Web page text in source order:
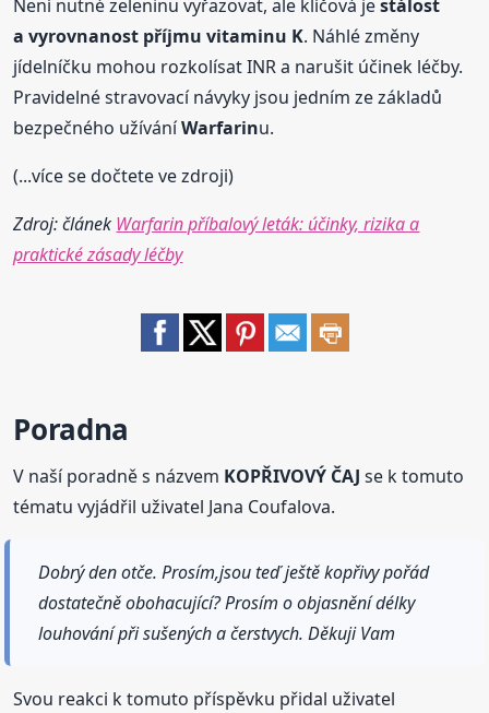
Není nutné zeleninu vyřazovat, ale klíčová jestálost
a vyrovnanost příjmu vitaminu K. Náhlé změny
jídelníčku mohou rozkolísat INR a narušit účinek léčby.
Pravidelné stravovací návyky jsou jedním ze základů
bezpečného užíváníWarfarinu.
(...více se dočtete ve zdroji)
Zdroj: článek Warfarin příbalový leták: účinky, rizika a
praktické zásady léčby
Poradna
V naší poradně s názvem KOPŘIVOVÝ ČAJ se k tomuto
tématu vyjádřil uživatel Jana Coufalova.
Dobrý den otče. Prosím,jsou teď ještě kopřivy pořád
dostatečně obohacující? Prosím o objasnění délky
louhování při sušených a čerstvych. Děkuji Vam
Svou reakci k tomuto příspěvku přidal uživatel